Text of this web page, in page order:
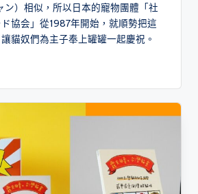
）相似，所以日本的寵物團體「社
協会」從1987年開始，就順勢把這
貓奴們為主子奉上罐罐一起慶祝。